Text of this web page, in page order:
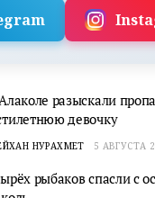
разыскали
девочку
НУРАХМЕТ 5 АВГУСТА
рыбаков спасли с